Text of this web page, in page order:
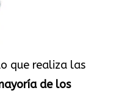
que realiza las
de los